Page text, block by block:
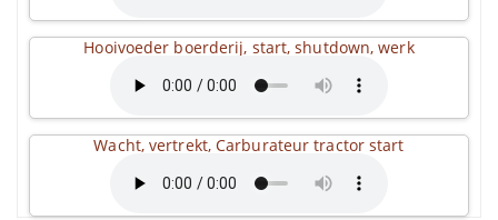
Hooivoeder boerderij, start, shutdown, werk
Wacht, vertrekt, Carburateur tractor start